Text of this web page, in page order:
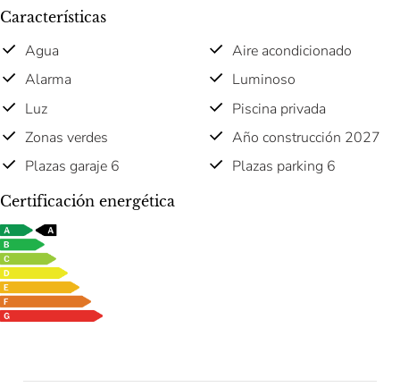
Características
Agua
Aire acondicionado
Alarma
Luminoso
Luz
Piscina privada
Zonas verdes
Año construcción 2027
Plazas garaje 6
Plazas parking 6
Certificación energética